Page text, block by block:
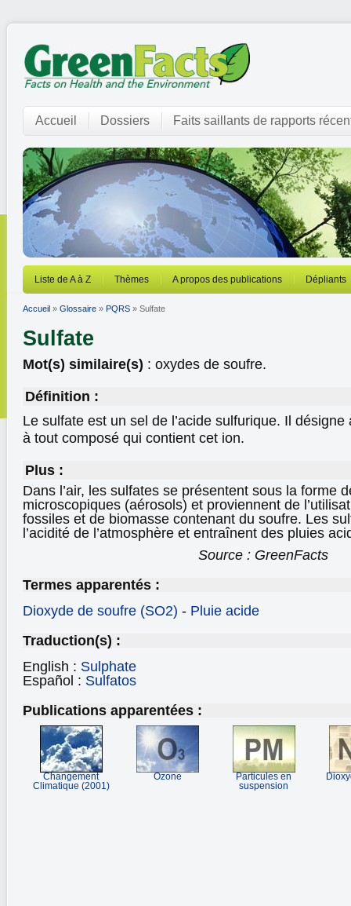
Accueil Dossiers Faits saillants de rapports
Liste de A à Z Thèmes A propos des publications Dépliants
Accueil » Glossaire » PQRS » Sulfate
Sulfate
Mot(s) similaire(s) : oxydes de soufre.
Définition :
Le sulfate est un sel de l’acide sulfurique. Il désigne
à tout composé qui contient cet ion.
Plus :
Dans l’air, les sulfates se présentent sous la forme
microscopiques (aérosols) et proviennent de
fossiles et de biomasse contenant du soufre. Les
l’acidité de l’atmosphère et entraînent des pluies
Source : GreenFacts
Termes apparentés :
Dioxyde de soufre (SO2) - Pluie acide
Traduction(s) :
English : Sulphate
Español : Sulfatos
Publications apparentées :
Changement
Climatique (2001)
Ozone
Particules en
suspension